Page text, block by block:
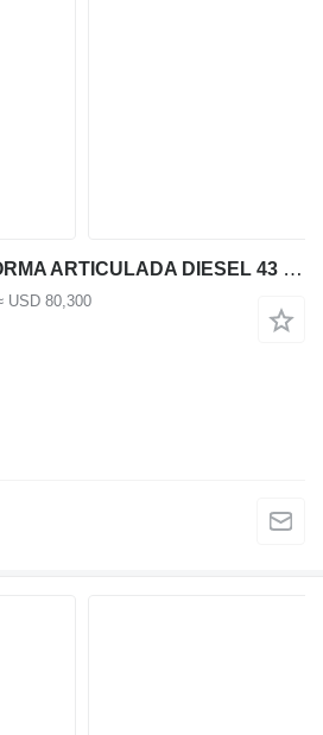
Genie Z135 PLATAFORMA ARTICULADA DIESEL 43 MT
USD 80,300